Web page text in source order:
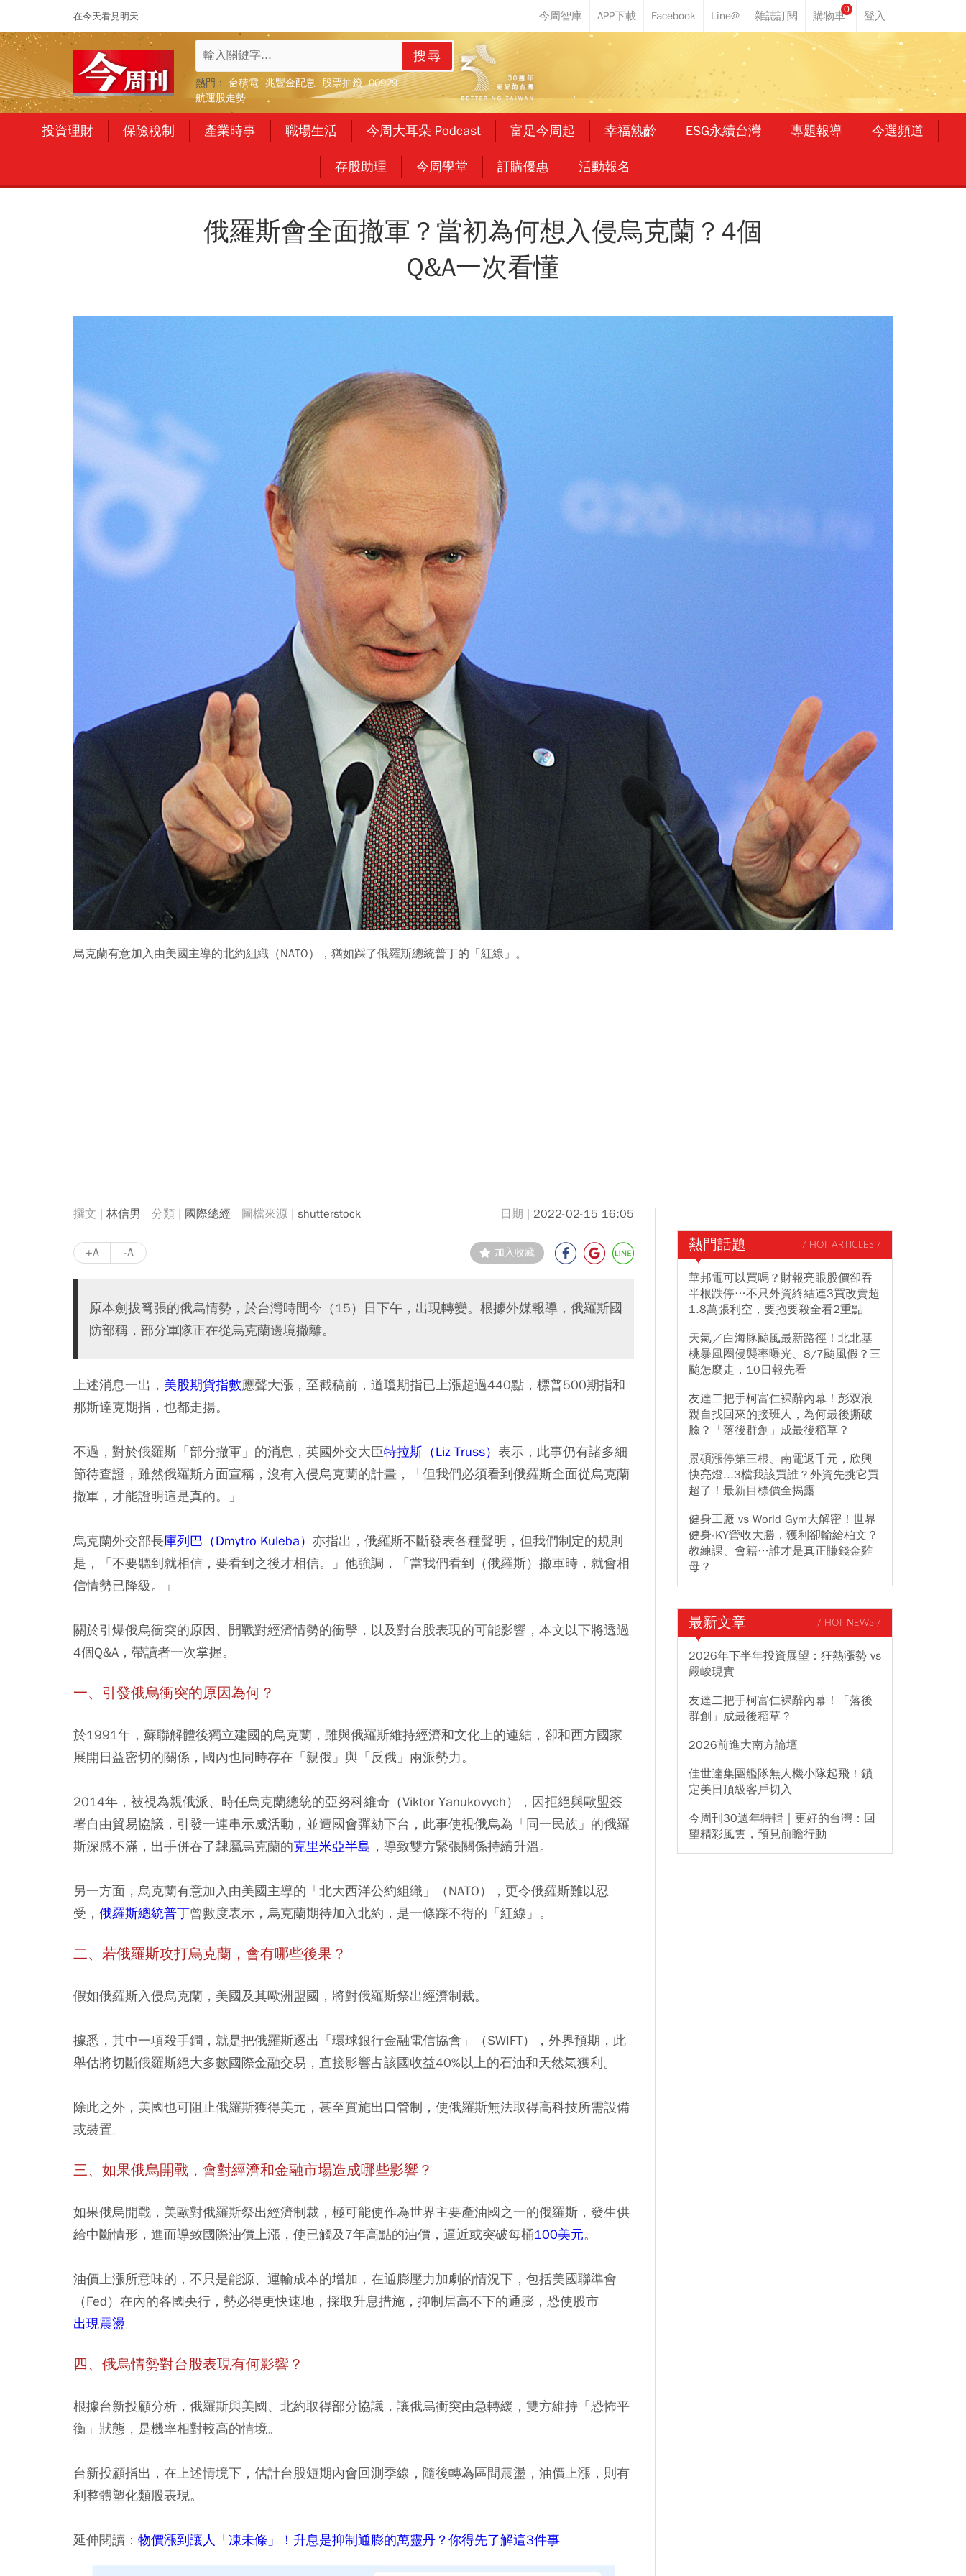
在今天看見明天
0
搜尋
熱門： 台積電 兆豐金配息 股票抽籤 00929
航運股走勢
投資理財 保險稅制 產業時事 職場生活 今周大耳朵 Podcast 富足今周起 幸福熟齡 ESG永續台灣 專題報導 今選頻道
存股助理 今周學堂 訂購優惠 活動報名
俄羅斯會全面撤軍？當初為何想入侵烏克蘭？4個
Q&A一次看懂
烏克蘭有意加入由美國主導的北約組織（NATO），猶如踩了俄羅斯總統普丁的「紅線」。
林信男 國際總經 shutterstock 2022-02-15 16:05
+A -A 加入收藏
原本劍拔弩張的俄烏情勢，於台灣時間今（15）日下午，出現轉變。根據外媒報導，俄羅斯國
防部稱，部分軍隊正在從烏克蘭邊境撤離。
上述消息一出， 美股期貨指數應聲大漲，至截稿前，道瓊期指已上漲超過440點，標普500期指和
那斯達克期指，也都走揚。
不過，對於俄羅斯「部分撤軍」的消息，英國外交大臣特拉斯（Liz Truss） 表示，此事仍有諸多細
節待查證，雖然俄羅斯方面宣稱，沒有入侵烏克蘭的計畫，「但我們必須看到俄羅斯全面從烏克蘭
撤軍，才能證明這是真的。」
烏克蘭外交部長庫列巴（Dmytro Kuleba） 亦指出，俄羅斯不斷發表各種聲明，但我們制定的規則
是，「不要聽到就相信，要看到之後才相信。」他強調，「當我們看到（俄羅斯）撤軍時，就會相
信情勢已降級。」
關於引爆俄烏衝突的原因、開戰對經濟情勢的衝擊，以及對台股表現的可能影響，本文以下將透過
4個Q&A，帶讀者一次掌握。
一、引發俄烏衝突的原因為何？
於1991年，蘇聯解體後獨立建國的烏克蘭，雖與俄羅斯維持經濟和文化上的連結，卻和西方國家
展開日益密切的關係，國內也同時存在「親俄」與「反俄」兩派勢力。
2014年，被視為親俄派、時任烏克蘭總統的亞努科維奇（Viktor Yanukovych），因拒絕與歐盟簽
署自由貿易協議，引發一連串示威活動，並遭國會彈劾下台，此事使視俄烏為「同一民族」的俄羅
斯深感不滿，出手併吞了隸屬烏克蘭的克里米亞半島 ，導致雙方緊張關係持續升溫。
另一方面，烏克蘭有意加入由美國主導的「北大西洋公約組織」（NATO），更令俄羅斯難以忍
受， 俄羅斯總統普丁曾數度表示，烏克蘭期待加入北約，是一條踩不得的「紅線」。
二、若俄羅斯攻打烏克蘭，會有哪些後果？
假如俄羅斯入侵烏克蘭，美國及其歐洲盟國，將對俄羅斯祭出經濟制裁。
據悉，其中一項殺手鐧，就是把俄羅斯逐出「環球銀行金融電信協會」（SWIFT），外界預期，此
舉估將切斷俄羅斯絕大多數國際金融交易，直接影響占該國收益40%以上的石油和天然氣獲利。
除此之外，美國也可阻止俄羅斯獲得美元，甚至實施出口管制，使俄羅斯無法取得高科技所需設備
或裝置。
三、如果俄烏開戰，會對經濟和金融市場造成哪些影響？
如果俄烏開戰，美歐對俄羅斯祭出經濟制裁，極可能使作為世界主要產油國之一的俄羅斯，發生供
給中斷情形，進而導致國際油價上漲，使已觸及7年高點的油價，逼近或突破每桶100美元。
油價上漲所意味的，不只是能源、運輸成本的增加，在通膨壓力加劇的情況下，包括美國聯準會
（Fed）在內的各國央行，勢必得更快速地，採取升息措施，抑制居高不下的通膨，恐使股市
出現震盪。
四、俄烏情勢對台股表現有何影響？
根據台新投顧分析，俄羅斯與美國、北約取得部分協議，讓俄烏衝突由急轉緩，雙方維持「恐怖平
衡」狀態，是機率相對較高的情境。
台新投顧指出，在上述情境下，估計台股短期內會回測季線，隨後轉為區間震盪，油價上漲，則有
利整體塑化類股表現。
延伸閱讀： 物價漲到讓人「凍未條」！升息是抑制通膨的萬靈丹？你得先了解這3件事
熱門話題 / HOT ARTICLES /
華邦電可以買嗎？財報亮眼股價卻吞
半根跌停…不只外資終結連3買改賣超
1.8萬張利空，要抱要殺全看2重點
天氣／白海豚颱風最新路徑！北北基
桃暴風圈侵襲率曝光、8/7颱風假？三
颱怎麼走，10日報先看
友達二把手柯富仁裸辭內幕！彭双浪
親自找回來的接班人，為何最後撕破
臉？「落後群創」成最後稻草？
景碩漲停第三根、南電返千元，欣興
快亮燈...3檔我該買誰？外資先挑它買
超了！最新目標價全揭露
健身工廠 vs World Gym大解密！世界
健身-KY營收大勝，獲利卻輸給柏文？
教練課、會籍…誰才是真正賺錢金雞
母？
最新文章 / HOT NEWS /
2026年下半年投資展望：狂熱漲勢 vs
嚴峻現實
友達二把手柯富仁裸辭內幕！「落後
群創」成最後稻草？
2026前進大南方論壇
佳世達集團艦隊無人機小隊起飛！鎖
定美日頂級客戶切入
今周刊30週年特輯｜更好的台灣：回
望精彩風雲，預見前瞻行動